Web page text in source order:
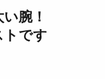
腕！
トです